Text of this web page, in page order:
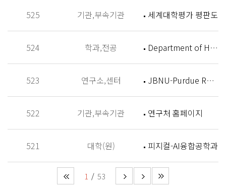
525 기관,부속기관 세계대학평가 평판도
524 학과,전공 Department of History
523 연구소,센터 JBNU-Purdue Research Institute (JPRI)
522 기관,부속기관 연구처 홈페이지
521 대학(원) 피지컬-AI융합공학과
1 53